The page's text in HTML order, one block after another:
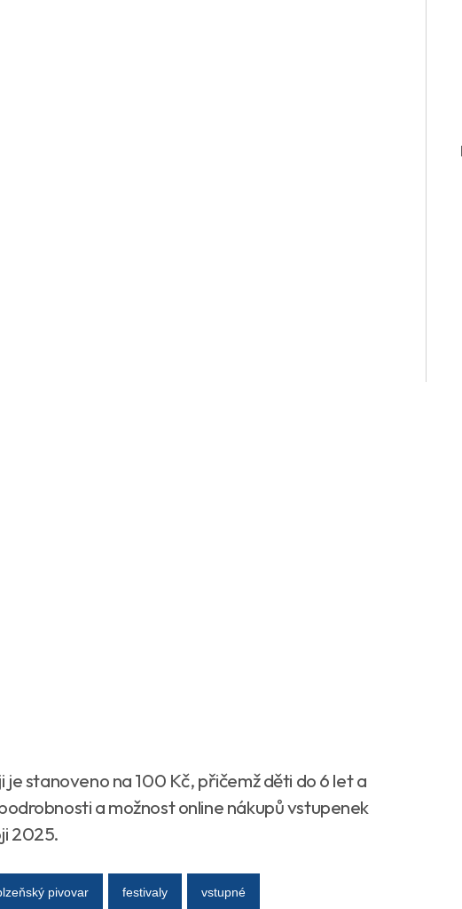
stanoveno na 100 Kč, přičemž děti do 6 let a
a možnost online nákupů vstupenek
2025.
pivovar festivaly vstupné